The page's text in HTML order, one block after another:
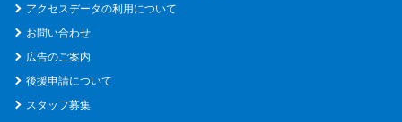
アクセスデータの利用について
お問い合わせ
広告のご案内
後援申請について
スタッフ募集